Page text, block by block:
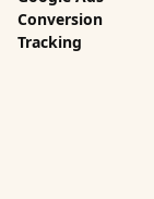
Conversion
Tracking